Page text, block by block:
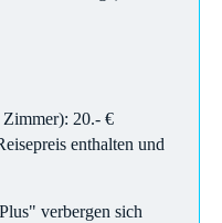
Zimmer): 20.- €
enthalten und
verbergen sich